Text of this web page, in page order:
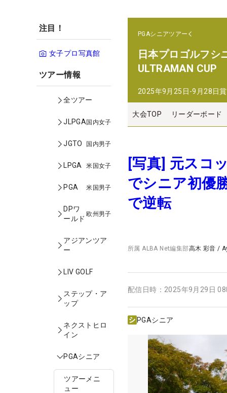
注目！
女子プロ写真館
ツアー情報
全ツアー
JLPGA国内女子
JGTO 国内男子
LPGA 米国女子
PGA 米国男子
DPワ
ールド
欧州男子
アジアンツア
ー
LIV GOLF
ステップ・ア
ップ
ネクストヒロ
イン
PGAシニア
ツアーメニ
ュー
PGAシニアツアー
日本プロゴルフシ
ULTRAMAN CUP
2025年9月25日-9月28日
大会TOP リーダーボード
[写真] 元スコ
でシニア初優
で逆転
所属ALBA Net編集部高木 彩音 /
配信日時： 2025年9月29日
PGAシニア